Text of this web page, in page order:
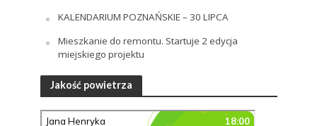
KALENDARIUM POZNAŃSKIE – 30 LIPCA
Mieszkanie do remontu. Startuje 2 edycja
miejskiego projektu
Jakość powietrza